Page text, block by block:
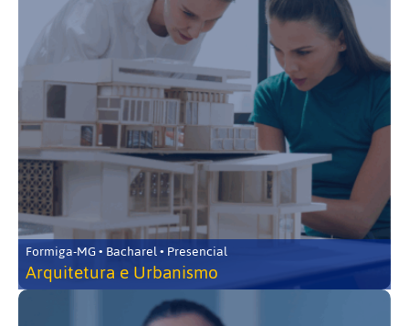
Formiga-MG • Bacharel • Presencial
Arquitetura e Urbanismo